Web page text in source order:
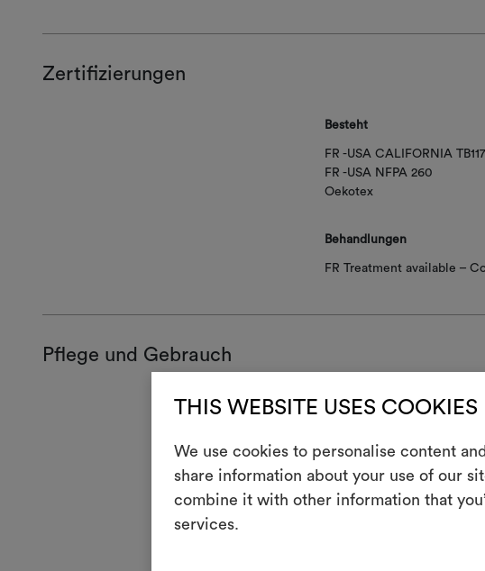
THIS WEBSITE USES COOKIES
We use cookies to personalise content
share information about your use of our
combine it with other information that
services.
Zertifizierungen
Besteht
FR -USA CALIFORNIA TB117
FR -USA NFPA 260
Oekotex
Behandlungen
FR Treatment available –
Pflege und Gebrauch
Wartung/
H Nicht heiss
3
halbvoller